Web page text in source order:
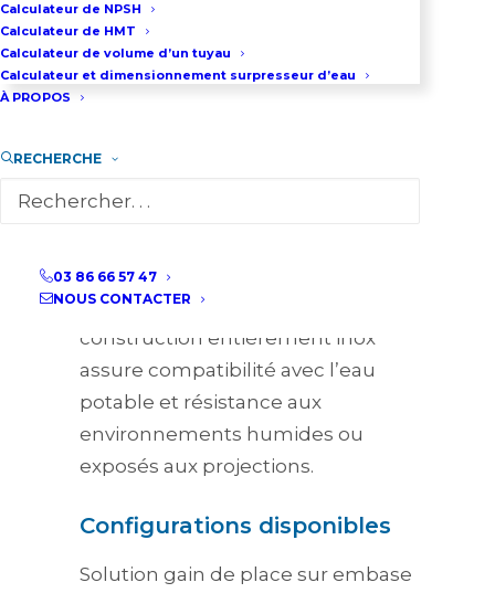
Calculateur de NPSH
Calculateur de HMT
Calculateur de volume d’un tuyau
Calculateur et dimensionnement surpresseur d’eau
À PROPOS
RECHERCHE
03 86 66 57 47
NOUS CONTACTER
industriels. Malgré sa compacité,
le système intègre l’intelligence
des variateurs Hydrovar avec
permettent une implantation gain
techniques souvent exigus des
zones de production. La
construction entièrement inox
assure compatibilité avec l’eau
potable et résistance aux
environnements humides ou
exposés aux projections.
Configurations disponibles
Solution gain de place sur embase